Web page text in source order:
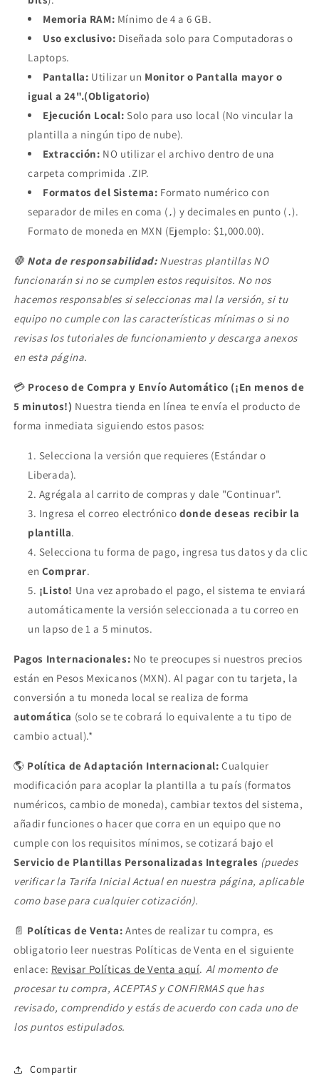
Memoria RAM: Mínimo de 4 a 6 GB.
Uso exclusivo: Diseñada solo para Computadoras o
Laptops.
Pantalla: Utilizar un Monitor o Pantalla mayor o
igual a 24".(Obligatorio)
Ejecución Local: Solo para uso local (No vincular la
plantilla a ningún tipo de nube).
Extracción: NO utilizar el archivo dentro de una
carpeta comprimida .ZIP.
Formatos del Sistema: Formato numérico con
separador de miles en coma ( ,) y decimales en punto ( .).
Formato de moneda en MXN (Ejemplo: $1,000.00).
🛑 Nota de responsabilidad:Nuestras plantillas NO
funcionarán si no se cumplen estos requisitos. No nos
hacemos responsables si seleccionas mal la versión, si tu
equipo no cumple con las características mínimas o si no
revisas los tutoriales de funcionamiento y descarga anexos
en esta página.
💳 Proceso de Compra y Envío Automático (¡En menos de
5 minutos!) Nuestra tienda en línea te envía el producto de
forma inmediata siguiendo estos pasos:
Selecciona la versión que requieres (Estándar o
Liberada).
Agrégala al carrito de compras y dale "Continuar".
Ingresa el correo electrónico donde deseas recibir la
plantilla.
Selecciona tu forma de pago, ingresa tus datos y da clic
en Comprar.
¡Listo! Una vez aprobado el pago, el sistema te enviará
automáticamente la versión seleccionada a tu correo en
un lapso de 1 a 5 minutos.
Pagos Internacionales: No te preocupes si nuestros precios
están en Pesos Mexicanos (MXN). Al pagar con tu tarjeta, la
conversión a tu moneda local se realiza de forma
automática (solo se te cobrará lo equivalente a tu tipo de
cambio actual).*
🌎 Política de Adaptación Internacional: Cualquier
modificación para acoplar la plantilla a tu país (formatos
numéricos, cambio de moneda), cambiar textos del sistema,
añadir funciones o hacer que corra en un equipo que no
cumple con los requisitos mínimos, se cotizará bajo el
Servicio de Plantillas Personalizadas Integrales (puedes
verificar la Tarifa Inicial Actual en nuestra página, aplicable
como base para cualquier cotización).
📄 Políticas de Venta: Antes de realizar tu compra, es
obligatorio leer nuestras Políticas de Venta en el siguiente
enlace: Revisar Políticas de Venta aquí. Al momento de
procesar tu compra, ACEPTAS y CONFIRMAS que has
revisado, comprendido y estás de acuerdo con cada uno de
los puntos estipulados.
Compartir